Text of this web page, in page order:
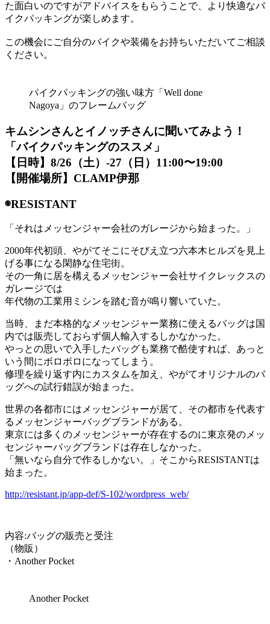
た面白いのですがアドバイスをもらうことで、より快適なバ
イクパッキングが楽しめます。
この機会にご自分のバイクや装備をお持ちいただいてご相談
ください。
パイクパッキングの強い味方「Well done
Nagoya」のフレームバッグ
キムシンさんとイノッチさんに聞いてみよう！
「バイクパッキングのススメ」
【日時】8/26（土）-27（日）11:00〜19:00
【開催場所】CLAMP伊那
◉RESISTANT
「それはメッセンジャー会社のガレージから始まった。」
2000年代初頭、やがてそこにそびえ立つ六本木ヒルズを見上
げる事になる閑静な住宅街。
その一角に居を構えるメッセンジャー会社サイクレックスの
ガレージでは
年代物の工業用ミシンを踏む音が鳴り響いていた。
当時、まだ本格的なメッセンジャー業務に使えるバッグは国
内では販売しておらず個人輸入するしかなかった。
やっとの思いで入手したバッグも業務で酷使すれば、あっと
いう間にボロボロになってしまう。
修理を繰り返す内にカスタムを加え、やがてオリジナルのバ
ッグへの試行錯誤が始まった。
世界の各都市にはメッセンジャーが居て、その都市を代表す
るメッセンジャーバッグブランドがある。
東京には多くのメッセンジャーが存在するのに東京発のメッ
センジャーバッグブランドは存在しなかった。
「無いなら自分で作るしかない。」そこからRESISTANTは
始まった。
http://resistant.jp/app-def/S-102/wordpress_web/
内容:バッグの販売と受注
（物販）
・Another Pocket
Another Pocket